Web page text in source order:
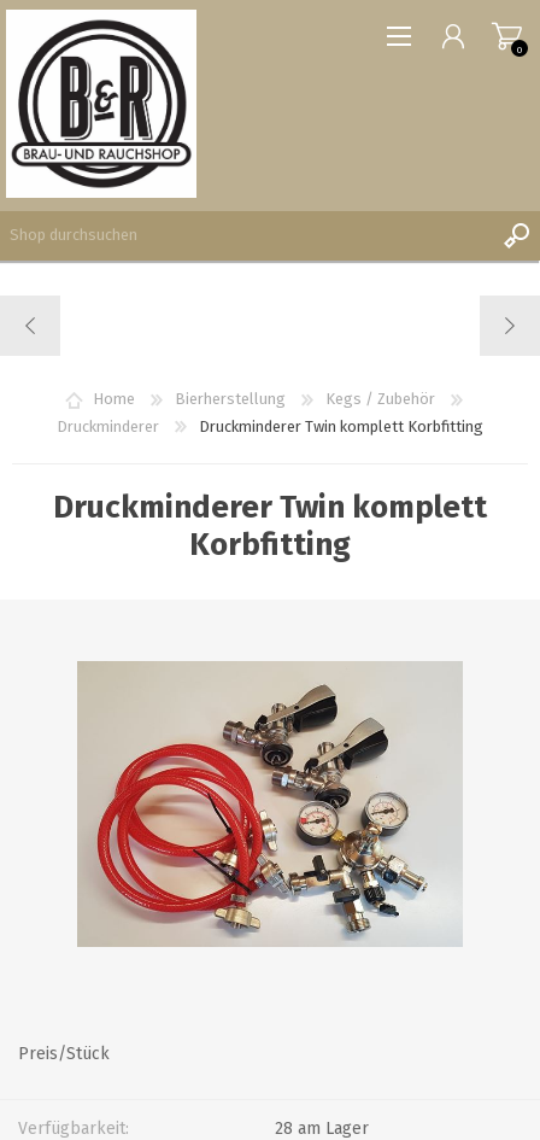
WUNSCHLISTE
0
0
Home Bierherstellung
Kegs / Zubehör
Druckminderer
Druckminderer Twin komplett Korbfitting
Druckminderer Twin komplett
Korbfitting
Preis/Stück
Verfügbarkeit: 28 am Lager